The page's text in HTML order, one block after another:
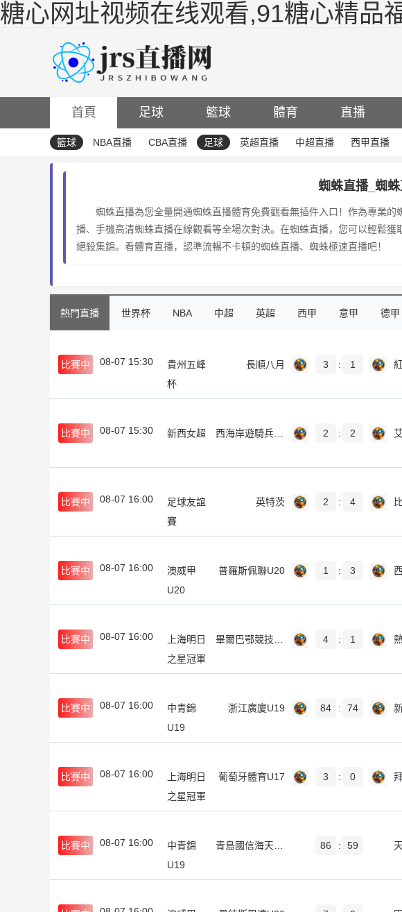
糖心网址视频在线观看,91糖心精品
首頁 足球 籃球 體育 直播
籃球 NBA直播 CBA直播 足球 英超直播 中超直播 西甲直播
蜘蛛直播_蜘
蜘蛛直播為您全量開通蜘蛛直播體育免費觀看無插件入口！作為專業
播、手機高清蜘蛛直播在線觀看等全場次對決。在蜘蛛直播，您可以輕鬆
絕殺集錦。看體育直播，認準流暢不卡頓的蜘蛛直播、蜘蛛極速直播吧！
熱門直播 世界杯 NBA 中超 英超 西甲 意甲 德甲
比賽中 08-07 15:30
貴州五峰
杯
長順八月 3 : 1
比賽中 08-07 15:30 新西女超 2 : 2
比賽中 08-07 16:00
足球友誼
賽
英特茨 2 : 4
比賽中 08-07 16:00
澳威甲
U20
普羅斯佩聯U20 1 : 3
比賽中 08-07 16:00
上海明日
之星冠軍
4 : 1
比賽中 08-07 16:00
中青錦
U19
浙江廣廈U19 84 : 74
比賽中 08-07 16:00
上海明日
之星冠軍
葡萄牙體育U17 3 : 0
比賽中 08-07 16:00
中青錦
U19
86 : 59